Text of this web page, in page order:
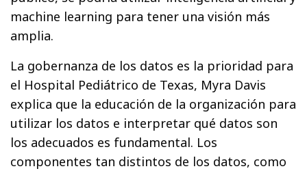
machine learning para tener una visión más
amplia.
La gobernanza de los datos es la prioridad para
el Hospital Pediátrico de Texas, Myra Davis
explica que la educación de la organización para
utilizar los datos e interpretar qué datos son
los adecuados es fundamental. Los
componentes tan distintos de los datos, como